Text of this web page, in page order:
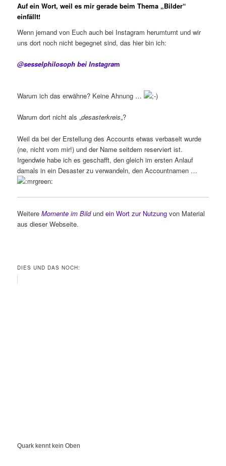
Auf ein Wort, weil es mir gerade beim Thema „Bilder“
einfällt!
Wenn jemand von Euch auch bei Instagram herumturnt und wir
uns dort noch nicht begegnet sind, das hier bin ich:
@sesselphilosoph bei Instagram
Warum ich das erwähne? Keine Ahnung …
Warum dort nicht als „desasterkreis„?
Weil da bei der Erstellung des Accounts etwas verbaselt wurde
(ne, nicht vom mir!) und der Name seitdem reserviert ist.
Irgendwie habe ich es geschafft, den gleich im ersten Anlauf
damals in ein Desaster zu verwandeln, den Accountnamen …
WeitereMomente im Bildundein Wort zur Nutzung von Material
aus dieser Webseite.
DIES UND DAS NOCH:
Quark kennt kein Oben